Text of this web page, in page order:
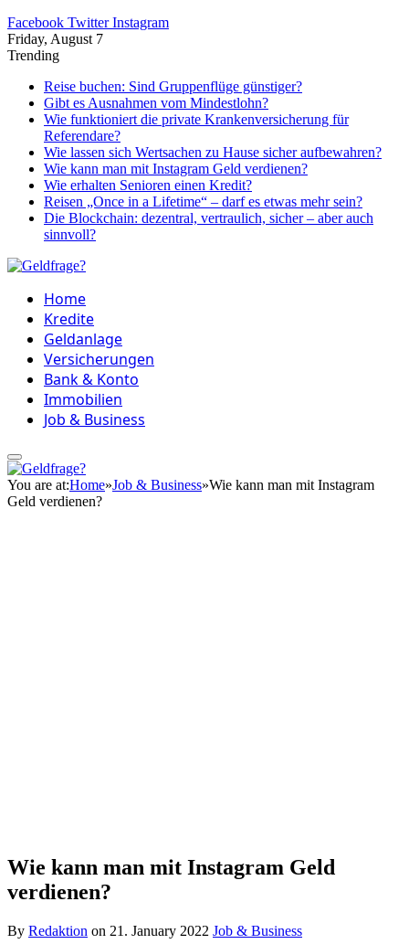
Facebook Twitter Instagram
Friday, August 7
Trending
Reise buchen: Sind Gruppenflüge günstiger?
Gibt es Ausnahmen vom Mindestlohn?
Wie funktioniert die private Krankenversicherung für
Referendare?
Wie lassen sich Wertsachen zu Hause sicher aufbewahren?
Wie kann man mit Instagram Geld verdienen?
Wie erhalten Senioren einen Kredit?
Reisen „Once in a Lifetime“ – darf es etwas mehr sein?
Die Blockchain: dezentral, vertraulich, sicher – aber auch
sinnvoll?
Home
Kredite
Geldanlage
Versicherungen
Bank & Konto
Immobilien
Job & Business
You are at:Home»Job & Business»Wie kann man mit Instagram
Geld verdienen?
Wie kann man mit Instagram Geld
verdienen?
By Redaktion on 21. January 2022 Job & Business